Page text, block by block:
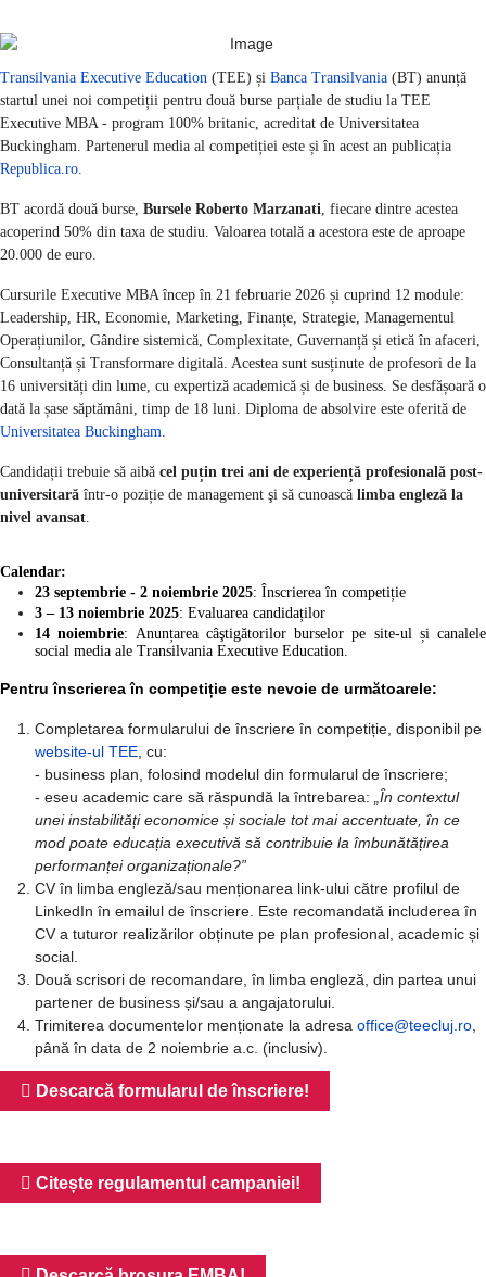
Transilvania Executive Education (TEE) și Banca Transilvania (BT) anunță
startul unei noi competiții pentru două burse parțiale de studiu la TEE
Executive MBA - program 100% britanic, acreditat de Universitatea
Buckingham. Partenerul media al competiției este și în acest an publicația
Republica.ro.
BT acordă două burse, Bursele Roberto Marzanati, fiecare dintre acestea
acoperind 50% din taxa de studiu. Valoarea totală a acestora este de aproape
20.000 de euro.
Cursurile Executive MBA încep în 21 februarie 2026 și cuprind 12 module:
Leadership, HR, Economie, Marketing, Finanțe, Strategie, Managementul
Operațiunilor, Gândire sistemică, Complexitate, Guvernanță și etică în afaceri,
Consultanță și Transformare digitală. Acestea sunt susținute de profesori de la
16 universități din lume, cu expertiză academică și de business. Se desfășoară o
dată la șase săptămâni, timp de 18 luni. Diploma de absolvire este oferită de
Universitatea Buckingham.
Candidații trebuie să aibă cel puțin trei ani de experiență profesională post-
universitară într-o poziție de management şi să cunoască limba engleză la
nivel avansat.
Calendar:
23 septembrie - 2 noiembrie 2025: Înscrierea în competiție
3 – 13 noiembrie 2025: Evaluarea candidaților
14 noiembrie: Anunțarea câştigătorilor burselor pe site-ulși canalele
social media ale Transilvania Executive Education.
Pentru înscrierea în competiție este nevoie de următoarele:
Completarea formularului de înscriere în competiție, disponibil pe
website-ul TEE , cu:
- business plan, folosind modelul din formularul de înscriere;
- eseu academic care să răspundă la întrebarea:
„În contextul
unei instabilități economice și sociale tot mai accentuate, în ce
mod poate educația executivă să contribuie la îmbunătățirea
performanței organizaționale?”
CV în limba engleză/sau menționarea link-ului către profilul de
LinkedIn în emailul de înscriere. Este recomandată includerea în
CV a tuturor realizărilor obținute pe plan profesional, academic și
social.
Două scrisori de recomandare, în limba engleză, din partea unui
partener de business și/sau a angajatorului.
Trimiterea documentelor menționate la adresa office@teecluj.ro
până în data de 2 noiembrie a.c. (inclusiv).
Descarcă formularul de înscriere!
Citește regulamentul campaniei!